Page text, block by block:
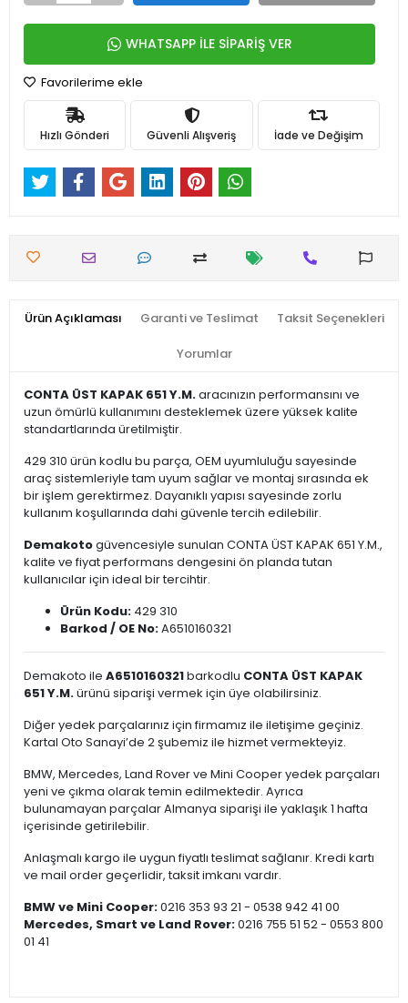
WHATSAPP İLE SİPARİŞ VER
Favorilerime ekle
Hızlı Gönderi Güvenli Alışveriş İade ve Değişim
Ürün Açıklaması Garanti ve Teslimat Taksit Seçenekleri
Yorumlar
CONTA ÜST KAPAK 651 Y.M.aracınızın performansını ve
uzun ömürlü kullanımını desteklemek üzere yüksek kalite
standartlarında üretilmiştir.
429 310 ürün kodlu bu parça, OEM uyumluluğu sayesinde
araç sistemleriyle tam uyum sağlar ve montaj sırasında ek
bir işlem gerektirmez. Dayanıklı yapısı sayesinde zorlu
kullanım koşullarında dahi güvenle tercih edilebilir.
Demakotogüvencesiyle sunulan CONTA ÜST KAPAK 651 Y.M.,
kalite ve fiyat performans dengesini ön planda tutan
kullanıcılar için ideal bir tercihtir.
Ürün Kodu: 429 310
Barkod / OE No:A6510160321
Demakoto ile A6510160321barkodlu CONTA ÜST KAPAK
651 Y.M.ürünü siparişi vermek için üye olabilirsiniz.
Diğer yedek parçalarınız için firmamız ile iletişime geçiniz.
Kartal Oto Sanayi’de 2 şubemiz ile hizmet vermekteyiz.
BMW, Mercedes, Land Rover ve Mini Cooper yedek parçaları
yeni ve çıkma olarak temin edilmektedir. Ayrıca
bulunamayan parçalar Almanya siparişi ile yaklaşık 1 hafta
içerisinde getirilebilir.
Anlaşmalı kargo ile uygun fiyatlı teslimat sağlanır. Kredi kartı
ve mail order geçerlidir, taksit imkanı vardır.
BMW ve Mini Cooper:0216 353 93 21 - 0538 942 41 00
Mercedes, Smart ve Land Rover:0216 755 51 52 - 0553 800
01 41